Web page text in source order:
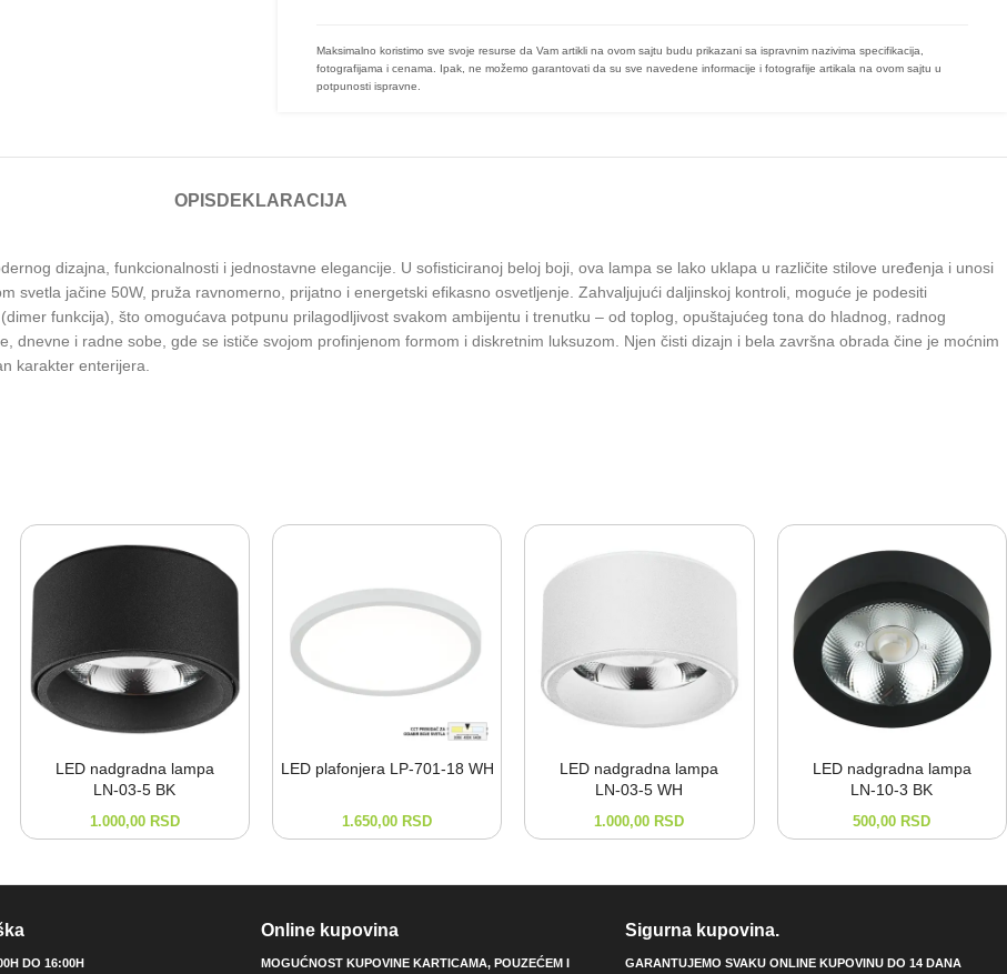
Maksimalno koristimo sve svoje resurse da Vam artikli na ovom sajtu budu prikazani sa ispravnim nazivima specifikacija,
fotografijama i cenama. Ipak, ne možemo garantovati da su sve navedene informacije i fotografije artikala na ovom sajtu u
potpunosti ispravne.
OPIS DEKLARACIJA
dizajna, funkcionalnosti i jednostavne elegancije. U sofisticiranoj beloj boji, ova lampa se lako uklapa u različite stilove uređenja i unosi
svetla jačine 50W, pruža ravnomerno, prijatno i energetski efikasno osvetljenje. Zahvaljujući daljinskoj kontroli, moguće je podesiti
funkcija), što omogućava potpunu prilagodljivost svakom ambijentu i trenutku – od toplog, opuštajućeg tona do hladnog, radnog
dnevne i radne sobe, gde se ističe svojom profinjenom formom i diskretnim luksuzom. Njen čisti dizajn i bela završna obrada čine je moćnim
karakter enterijera.
LED nadgradna lampa
LN-⁠03-⁠5 BK
1.000,00 RSD
LED plafonjera LP-⁠701-⁠18 WH
1.650,00 RSD
LED nadgradna lampa
LN-⁠03-⁠5 WH
1.000,00 RSD
LED nadgradna lampa
LN-⁠10-⁠3 BK
500,00 RSD
DO 16:00H
Online kupovina
MOGUĆNOST KUPOVINE KARTICAMA, POUZEĆEM I
Sigurna kupovina.
GARANTUJEMO SVAKU ONLINE KUPOVINU DO 14 DANA